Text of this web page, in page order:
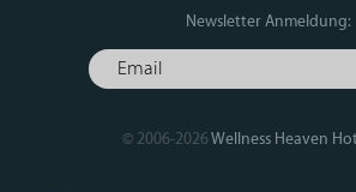
Newsletter Anmeldung:
© 2006-2026Wellness Heaven